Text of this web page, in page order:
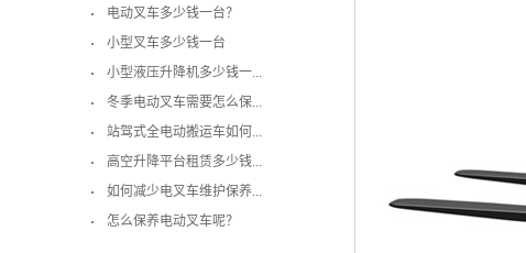
电动叉车多少钱一台？
小型叉车多少钱一台
小型液压升降机多少钱一...
冬季电动叉车需要怎么保...
站驾式全电动搬运车如何...
高空升降平台租赁多少钱...
如何减少电叉车维护保养...
怎么保养电动叉车呢？